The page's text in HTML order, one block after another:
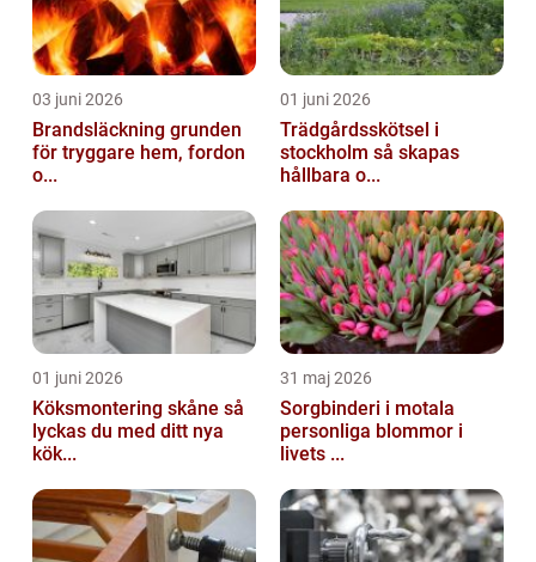
03 juni 2026
Brandsläckning grunden
för tryggare hem, fordon
o...
01 juni 2026
Trädgårdsskötsel i
stockholm så skapas
hållbara o...
01 juni 2026
Köksmontering skåne så
lyckas du med ditt nya
kök...
31 maj 2026
Sorgbinderi i motala
personliga blommor i
livets ...